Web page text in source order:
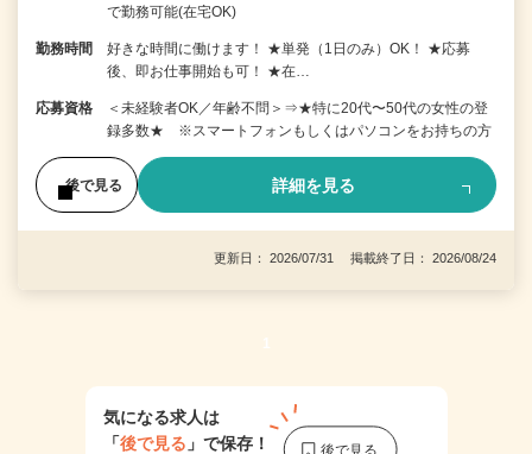
で勤務可能(在宅OK)
勤務時間
好きな時間に働けます！ ★単発（1日のみ）OK！ ★応募
後、即お仕事開始も可！ ★在…
応募資格
＜未経験者OK／年齢不問＞⇒★特に20代〜50代の女性の登
録多数★ ※スマートフォンもしくはパソコンをお持ちの方
後で見る 詳細を見る
更新日： 2026/07/31 掲載終了日： 2026/08/24
1
気になる求人は
「後で見る 」で保存！